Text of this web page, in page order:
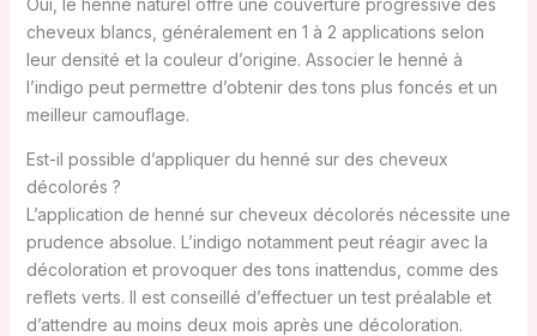
cheveux blancs, généralement en 1 à 2 applications selon
leur densité et la couleur d’origine. Associer le henné à
l’indigo peut permettre d’obtenir des tons plus foncés et un
meilleur camouflage.
Est-il possible d’appliquer du henné sur des cheveux
décolorés ?
L’application de henné sur cheveux décolorés nécessite une
prudence absolue. L’indigo notamment peut réagir avec la
décoloration et provoquer des tons inattendus, comme des
reflets verts. Il est conseillé d’effectuer un test préalable et
d’attendre au moins deux mois après une décoloration.